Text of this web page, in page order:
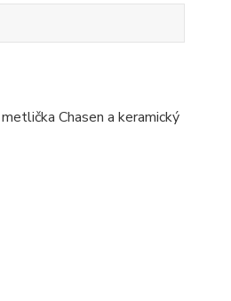
Chasen a keramický